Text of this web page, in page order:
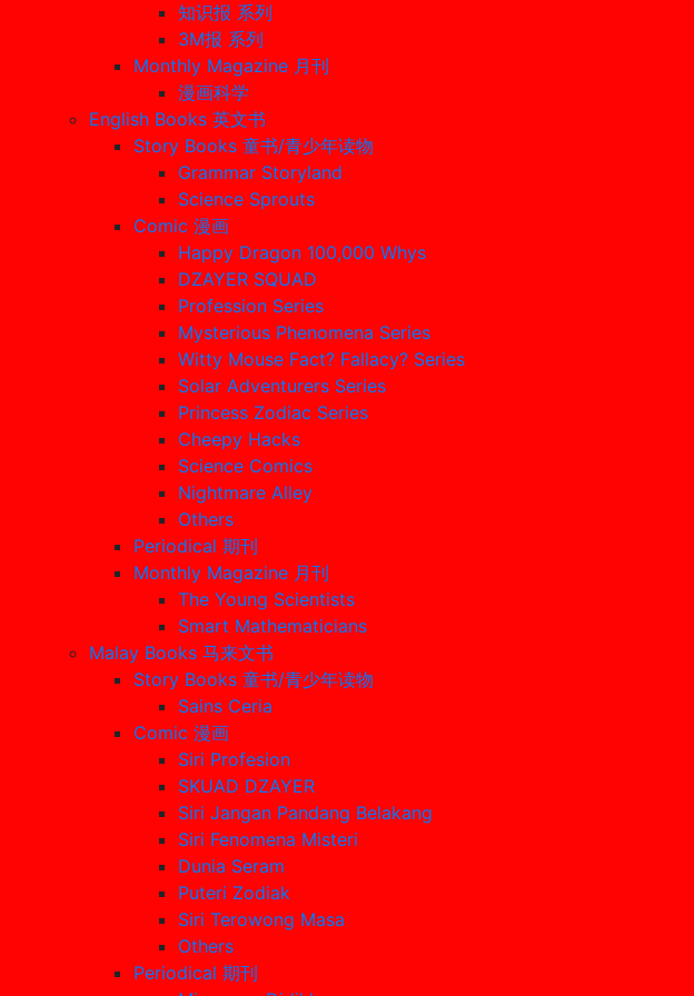
知识报 系列
3M报 系列
Monthly Magazine 月刊
漫画科学
English Books 英文书
Story Books 童书/青少年读物
Grammar Storyland
Science Sprouts
Comic 漫画
Happy Dragon 100,000 Whys
DZAYER SQUAD
Profession Series
Mysterious Phenomena Series
Witty Mouse Fact? Fallacy? Series
Solar Adventurers Series
Princess Zodiac Series
Cheepy Hacks
Science Comics
Nightmare Alley
Others
Periodical 期刊
Monthly Magazine 月刊
The Young Scientists
Smart Mathematicians
Malay Books 马来文书
Story Books 童书/青少年读物
Sains Ceria
Comic 漫画
Siri Profesion
SKUAD DZAYER
Siri Jangan Pandang Belakang
Siri Fenomena Misteri
Dunia Seram
Puteri Zodiak
Siri Terowong Masa
Others
Periodical 期刊